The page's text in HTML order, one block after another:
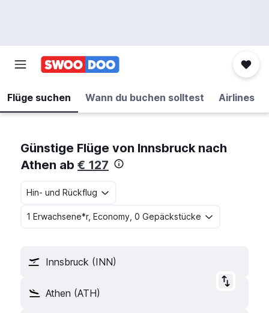
Flüge suchen Wann du buchen solltest Airlines
Günstige Flüge von Innsbruck nach
Athen ab € 127
Hin- und Rückflug
1 Erwachsene*r, Economy, 0 Gepäckstücke
Innsbruck (INN)
Athen (ATH)